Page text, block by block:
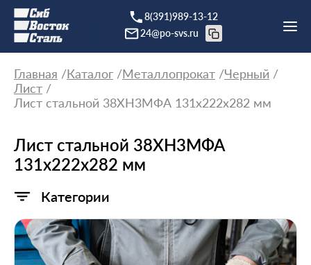
8(391)989-13-12
24@po-svs.ru
Главная Каталог Металлопрокат
Черный
Лист
Лист стальной 38ХН3МФА 131х222х282 мм
Лист стальной 38ХН3МФА
131х222х282 мм
Категории